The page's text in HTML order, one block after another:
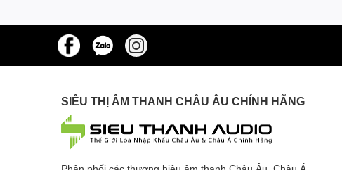
SIÊU THỊ ÂM THANH CHÂU ÂU CHÍNH HÃNG